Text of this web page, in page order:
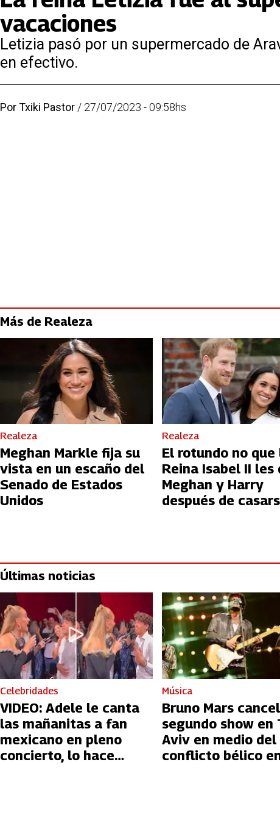
vacaciones
Letizia pasó por un supermercado de
en efectivo.
PorTxiki Pastor / 27/07/2023 - 09:58hs
Más de Realeza
Realeza
Meghan Markle fija su
vista en un escaño del
Senado de Estados
Unidos
Realeza
El rotundo no que
Reina Isabel II les
Meghan y Harry
después de
Últimas noticias
Celebridades
VIDEO: Adele le canta
las mañanitas a fan
mexicano en pleno
concierto, lo hace
Música
Bruno Mars
segundo show en
Aviv en medio del
conflicto bélico